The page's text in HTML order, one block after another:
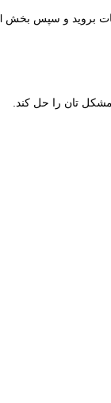
تان را حل کند.